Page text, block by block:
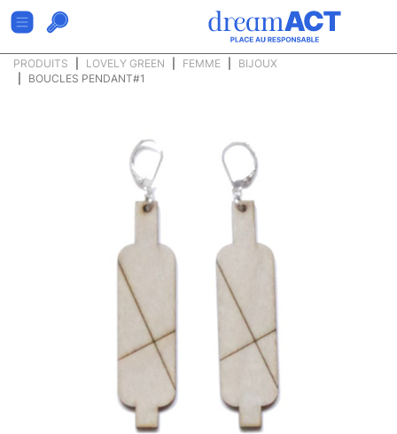
PRODUITS LOVELY GREEN FEMME
BIJOUX
BOUCLES PENDANT#1